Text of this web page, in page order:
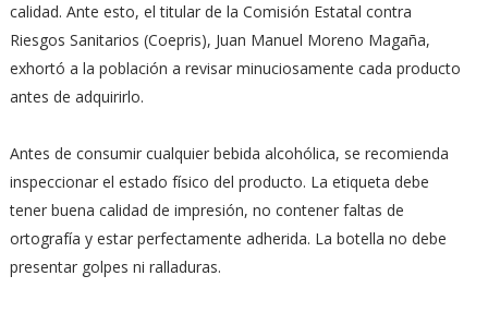
calidad. Ante esto, el titular de la Comisión Estatal contra
Riesgos Sanitarios (Coepris), Juan Manuel Moreno Magaña,
exhortó a la población a revisar minuciosamente cada producto
antes de adquirirlo.
Antes de consumir cualquier bebida alcohólica, se recomienda
inspeccionar el estado físico del producto. La etiqueta debe
tener buena calidad de impresión, no contener faltas de
ortografía y estar perfectamente adherida. La botella no debe
presentar golpes ni ralladuras.